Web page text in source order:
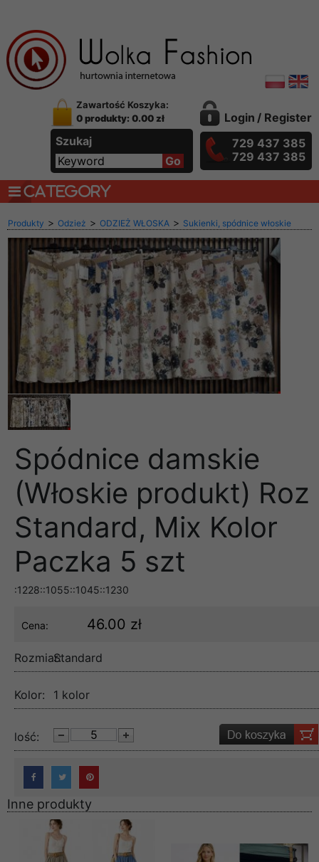
Zawartość Koszyka:
0 produkty: 0.00 zł
Szukaj
Login / Register
729 437 385
729 437 385
CATEGORY
Produkty > Odzież > ODZIEŻ WŁOSKA > Sukienki, spódnice włoskie
Spódnice damskie
(Włoskie produkt) Roz
Standard, Mix Kolor
Paczka 5 szt
:1228::1055::1045::1230
Cena: 46.00 zł
Rozmiar:Standard
Kolor: 1 kolor
lość:
Inne produkty